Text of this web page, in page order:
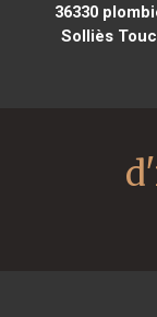
36330
Solliès